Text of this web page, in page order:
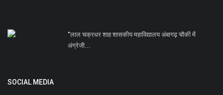
"लाल चक्रधर शाह शासकीय महाविद्यालय अंबागढ़ चौकी में
अंग्रेजी...
SOCIAL MEDIA